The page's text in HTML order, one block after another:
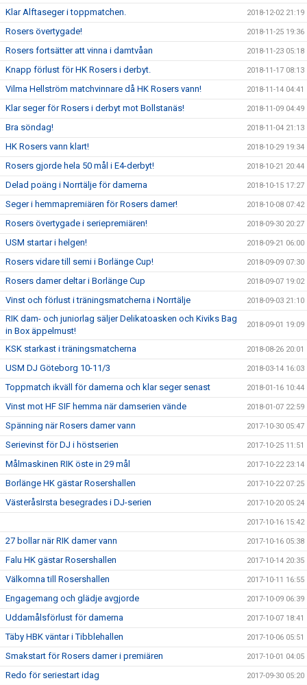
Klar Alftaseger i toppmatchen. 2018-12-02 21:19
Rosers övertygade! 2018-11-25 19:36
Rosers fortsätter att vinna i damtvåan 2018-11-23 05:18
Knapp förlust för HK Rosers i derbyt. 2018-11-17 08:13
Vilma Hellström matchvinnare då HK Rosers vann! 2018-11-14 04:41
Klar seger för Rosers i derbyt mot Bollstanäs! 2018-11-09 04:49
Bra söndag! 2018-11-04 21:13
HK Rosers vann klart! 2018-10-29 19:34
Rosers gjorde hela 50 mål i E4-derbyt! 2018-10-21 20:44
Delad poäng i Norrtälje för damerna 2018-10-15 17:27
Seger i hemmapremiären för Rosers damer! 2018-10-08 07:42
Rosers övertygade i seriepremiären! 2018-09-30 20:27
USM startar i helgen! 2018-09-21 06:00
Rosers vidare till semi i Borlänge Cup! 2018-09-09 07:30
Rosers damer deltar i Borlänge Cup 2018-09-07 19:02
Vinst och förlust i träningsmatcherna i Norrtälje 2018-09-03 21:10
RIK dam- och juniorlag säljer Delikatoasken och Kiviks Bag
in Box äppelmust!
2018-09-01 19:09
KSK starkast i träningsmatcherna 2018-08-26 20:01
USM DJ Göteborg 10-11/3 2018-03-14 16:03
Toppmatch ikväll för damerna och klar seger senast 2018-01-16 10:44
Vinst mot HF SIF hemma när damserien vände 2018-01-07 22:59
Spänning när Rosers damer vann 2017-10-30 05:47
Serievinst för DJ i höstserien 2017-10-25 11:51
Målmaskinen RIK öste in 29 mål 2017-10-22 23:14
Borlänge HK gästar Rosershallen 2017-10-22 07:25
VästeråsIrsta besegrades i DJ-serien 2017-10-20 05:24
2017-10-16 15:42
27 bollar när RIK damer vann 2017-10-16 05:38
Falu HK gästar Rosershallen 2017-10-14 20:35
Välkomna till Rosershallen 2017-10-11 16:55
Engagemang och glädje avgjorde 2017-10-09 06:39
Uddamålsförlust för damerna 2017-10-07 18:41
Täby HBK väntar i Tibblehallen 2017-10-06 05:51
Smakstart för Rosers damer i premiären 2017-10-01 04:05
Redo för seriestart idag 2017-09-30 05:20